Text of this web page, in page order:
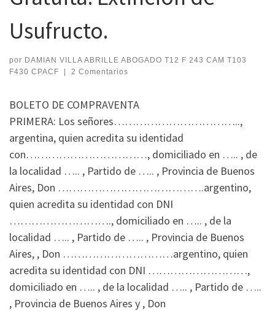
Usufructo.
por DAMIAN VILLA ABRILLE ABOGADO T12 F 243 CAM T103
F430 CPACF
2 Comentarios
BOLETO DE COMPRAVENTA
PRIMERA: Los señores……………………………..,
argentina, quien acredita su identidad
con……………………………, domiciliado en ….. , de
la localidad ….. , Partido de ….. , Provincia de Buenos
Aires, Don ………………………………….argentino,
quien acredita su identidad con DNI
………………………., domiciliado en ….. , de la
localidad ….. , Partido de ….. , Provincia de Buenos
Aires, , Don …………………………argentino, quien
acredita su identidad con DNI ………………………,
domiciliado en ….. , de la localidad ….. , Partido de …..
, Provincia de Buenos Aires y , Don